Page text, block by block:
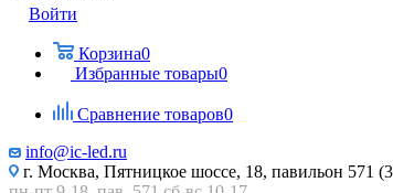
Войти
Корзина0
Избранные товары0
Сравнение товаров0
info@ic-led.ru
г. Москва, Пятницкое шоссе, 18, павильон 571